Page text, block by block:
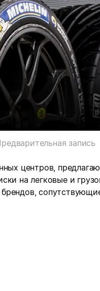
запись
центров,
на легковые и